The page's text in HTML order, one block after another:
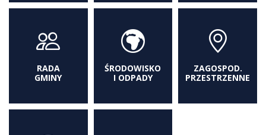
RADA
GMINY
ŚRODOWISKO
I ODPADY
ZAGOSPOD.
PRZESTRZENNE